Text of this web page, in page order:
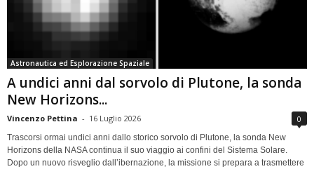
Astronautica ed Esplorazione Spaziale
A undici anni dal sorvolo di Plutone, la sonda
New Horizons...
Vincenzo Pettina - 16 Luglio 2026 0
Trascorsi ormai undici anni dallo storico sorvolo di Plutone, la sonda New
Horizons della NASA continua il suo viaggio ai confini del Sistema Solare.
Dopo un nuovo risveglio dall’ibernazione, la missione si prepara a trasmettere